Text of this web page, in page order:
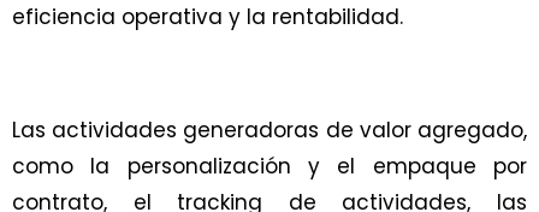
eficiencia operativa y la rentabilidad.
Las actividades generadoras de valor agregado,
como la personalización y el empaque por
contrato, el tracking de actividades, las